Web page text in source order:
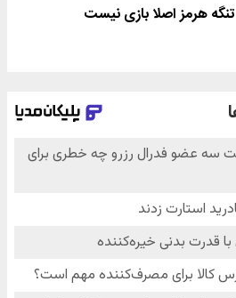
تنگه هرمز اصلا بازی نیست